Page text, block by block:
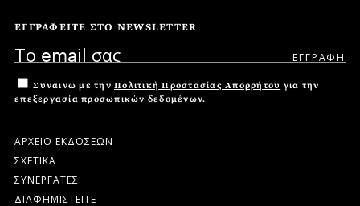
ΕΓΓΡΑΦΕΙΤΕ ΣΤΟ NEWSLETTER
Συναινώ με την Πολιτική Προστασίας Απορρήτου για την
επεξεργασία προσωπικών δεδομένων.
ΑΡΧΕΙΟ ΕΚΔΟΣΕΩΝ
ΣΧΕΤΙΚΑ
ΣΥΝΕΡΓΑΤΕΣ
ΔΙΑΦΗΜΙΣΤΕΙΤΕ